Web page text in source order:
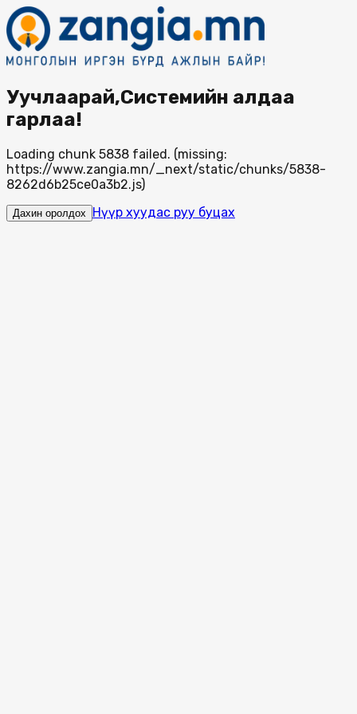
Уучлаарай,Системийн алдаа
гарлаа!
Loading chunk 5838 failed. (missing:
https://www.zangia.mn/_next/static/chunks/5838-
8262d6b25ce0a3b2.js)
Дахин оролдох Нүүр хуудас руу буцах